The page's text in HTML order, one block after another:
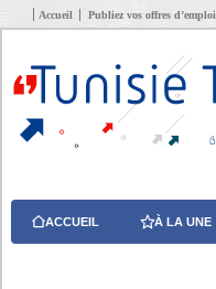
Accueil Publiez vos offres d’emploi
ACCUEIL À LA UNE